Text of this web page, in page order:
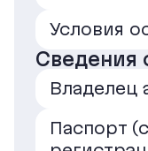
Условия
Сведения
Владелец
Паспорт